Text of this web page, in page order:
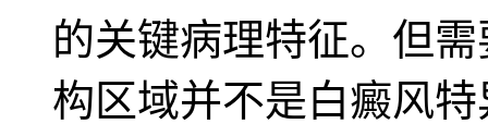
的关键病理特征。但
构区域并不是白癜风